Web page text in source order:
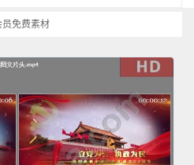
会声会影模板
启动仪式 晚会led模板
板 字幕模板
员免费素材